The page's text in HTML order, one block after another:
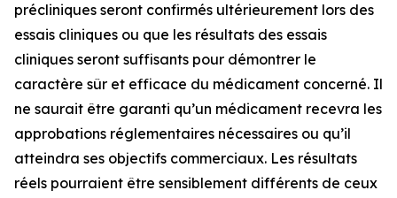
précliniques seront confirmés ultérieurement lors des
essais cliniques ou que les résultats des essais
cliniques seront suffisants pour démontrer le
caractère sûr et efficace du médicament concerné. Il
ne saurait être garanti qu’un médicament recevra les
approbations réglementaires nécessaires ou qu’il
atteindra ses objectifs commerciaux. Les résultats
réels pourraient être sensiblement différents de ceux